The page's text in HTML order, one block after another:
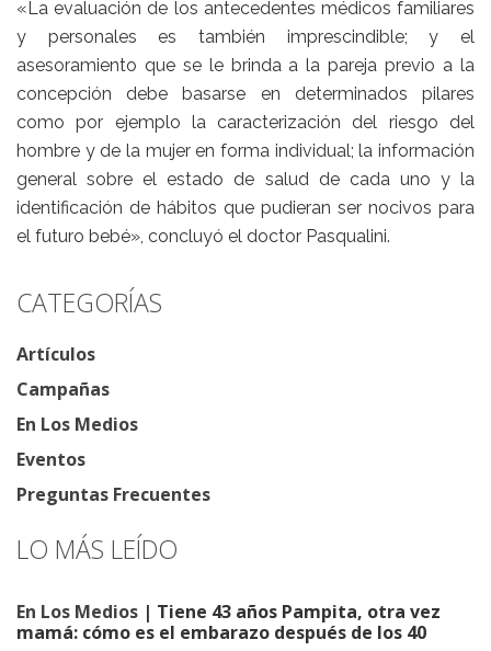
«La evaluación de los antecedentes médicos familiares
y personales es también imprescindible; y el
asesoramiento que se le brinda a la pareja previo a la
concepción debe basarse en determinados pilares
como por ejemplo la caracterización del riesgo del
hombre y de la mujer en forma individual; la información
general sobre el estado de salud de cada uno y la
identificación de hábitos que pudieran ser nocivos para
el futuro bebé», concluyó el doctor Pasqualini.
CATEGORÍAS
Artículos
Campañas
En Los Medios
Eventos
Preguntas Frecuentes
LO MÁS LEÍDO
En Los Medios | Tiene 43 años Pampita, otra vez
mamá: cómo es el embarazo después de los 40